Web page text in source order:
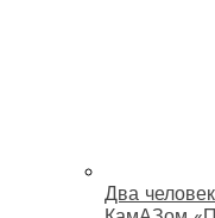
Два